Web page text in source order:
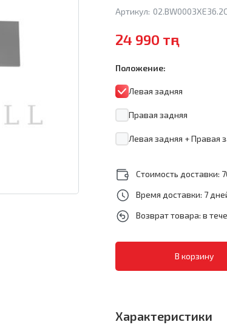
Артикул:
24 990 тңг
Положение:
Левая задняя
Правая задняя
Левая задняя + Правая
Стоимость доставки:
Время доставки: 7
Возврат товара: в
Характеристики